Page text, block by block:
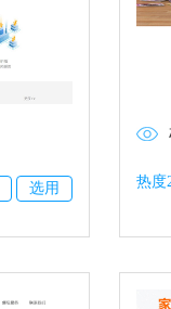
选用 热度